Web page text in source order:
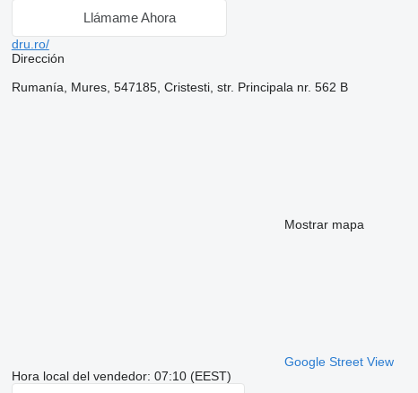
Llámame Ahora
dru.ro/
Dirección
Rumanía, Mures, 547185, Cristesti, str. Principala nr. 562 B
Mostrar mapa
Google Street View
Hora local del vendedor: 07:10 (EEST)